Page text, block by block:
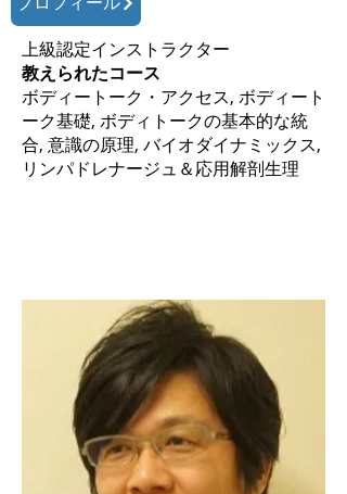
上級認定インストラクター
教えられたコース
ボディートーク・アクセス, ボディート
ーク基礎, ボディトークの基本的な統
合, 意識の原理, バイオダイナミックス,
リンパドレナージュ＆応用解剖生理